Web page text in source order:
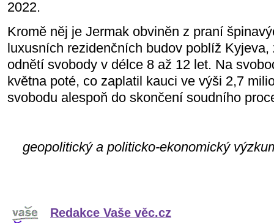
2022.
Kromě něj je Jermak obviněn z praní
luxusních rezidenčních budov poblíž
odnětí svobody v délce 8 až 12 let. Na
května poté, co zaplatil kauci ve výši 2,7
svobodu alespoň do skončení soudního
geopolitický a politicko-ekonomický
Redakce Vaše věc.cz